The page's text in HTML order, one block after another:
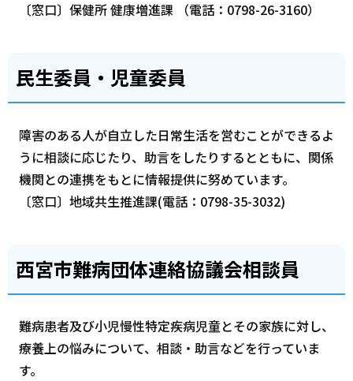
〔窓口〕保健所 健康増進課 （電話：0798-26-3160）
民生委員・児童委員
障害のある人が自立した日常生活を営むことができるよ
うに相談に応じたり、助言をしたりするとともに、関係
機関との連携をもとに情報提供に努めています。
〔窓口〕地域共生推進課(電話：0798-35-3032)
西宮市難病団体連絡協議会相談員
難病患者及び小児慢性特定疾病児童とその家族に対し、
療養上の悩みについて、相談・助言などを行っていま
す。